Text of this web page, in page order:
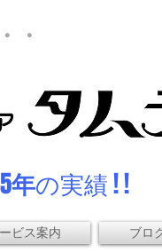
・
年の実
ビス案内 ブロ